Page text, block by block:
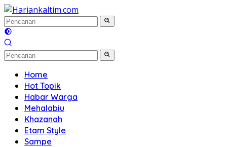
Langsung
ke
konten
Home
Hot Topik
Habar Warga
Mehalabiu
Khazanah
Etam Style
Sampe